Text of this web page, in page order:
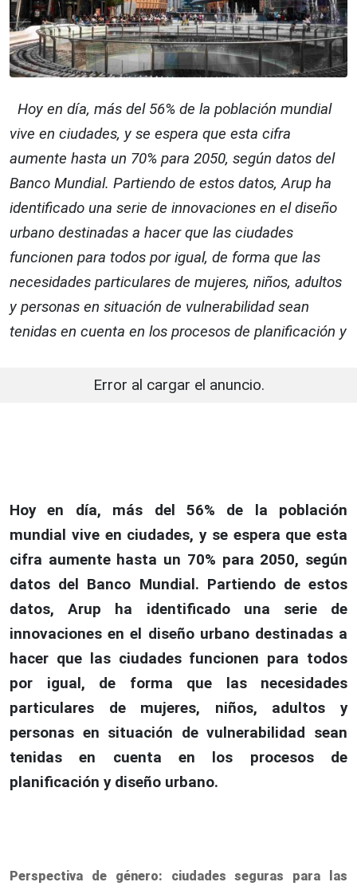
Hoy en día, más del 56% de la población mundial
vive en ciudades, y se espera que esta cifra
aumente hasta un 70% para 2050, según datos del
Banco Mundial. Partiendo de estos datos, Arup ha
identificado una serie de innovaciones en el diseño
urbano destinadas a hacer que las ciudades
funcionen para todos por igual, de forma que las
necesidades particulares de mujeres, niños, adultos
y personas en situación de vulnerabilidad sean
tenidas en cuenta en los procesos de planificación y
Error al cargar el anuncio.
Hoy en día, más del 56% de la población
mundial vive en ciudades, y se espera que esta
cifra aumente hasta un 70% para 2050, según
datos del Banco Mundial. Partiendo de estos
datos, Arup ha identificado una serie de
innovaciones en el diseño urbano destinadas a
hacer que las ciudades funcionen para todos
por igual, de forma que las necesidades
particulares de mujeres, niños, adultos y
personas en situación de vulnerabilidad sean
tenidas en cuenta en los procesos de
planificación y diseño urbano.
Perspectiva de género: ciudades seguras para las